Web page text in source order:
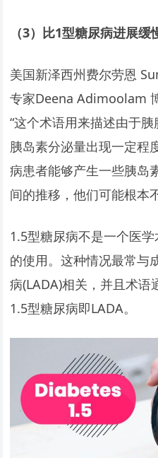
（3）比1型糖尿病进展缓
美国新泽西州费尔劳恩
专家Deena Adimoolam
“这个术语用来描述由于
胰岛素分泌量出现一定程
病患者能够产生一些胰岛
间的推移，他们可能根本
1.5型糖尿病不是一个医
的使用。这种情况最常与
病(LADA)相关，并且术
1.5型糖尿病即LADA。